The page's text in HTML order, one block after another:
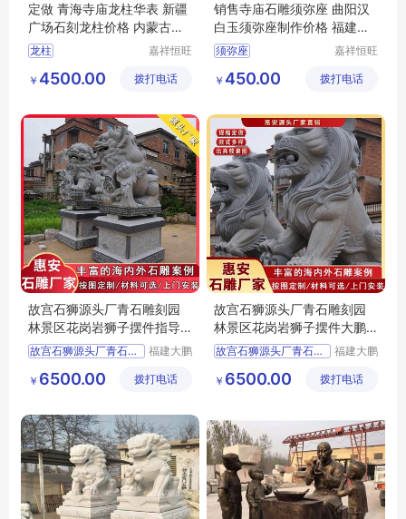
定做 青海寺庙龙柱华表 新疆
广场石刻龙柱价格 内蒙古龙
柱公司
龙柱
嘉祥恒旺
公司
￥ 4500.00 拨打电话
销售寺庙石雕须弥座 曲阳汉
白玉须弥座制作价格 福建须
弥座哪里卖
须弥座
嘉祥恒旺
公司
￥ 450.00 拨打电话
故宫石狮源头厂青石雕刻园
林景区花岗岩狮子摆件指导
方案
故宫石狮源头厂青石雕刻
指导方案
福建寺庙前殿石狮狮子
福建大鹏
有限公司
￥ 6500.00 拨打电话
故宫石狮源头厂青石雕刻园
林景区花岗岩狮子摆件大鹏
石材
故宫石狮源头厂青石雕刻
大鹏石材
福建大鹏
有限公司
￥ 6500.00 拨打电话